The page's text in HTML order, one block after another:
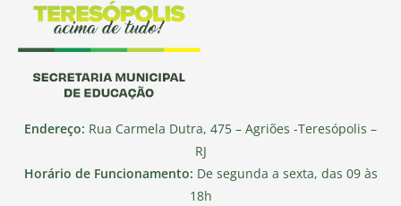
Endereço: Rua Carmela Dutra, 475 – Agriões -Teresópolis –
RJ
Horário de Funcionamento: De segunda a sexta, das 09 às
18h